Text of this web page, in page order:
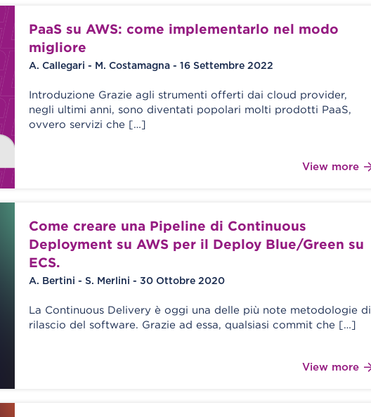
PaaS su AWS: come implementarlo nel modo
migliore
A. Callegari - M. Costamagna - 16 Settembre 2022
Introduzione Grazie agli strumenti offerti dai cloud provider,
negli ultimi anni, sono diventati popolari molti prodotti PaaS,
ovvero servizi che […]
View more
Come creare una Pipeline di Continuous
Deployment su AWS per il Deploy Blue/Green su
ECS.
A. Bertini - S. Merlini - 30 Ottobre 2020
La Continuous Delivery è oggi una delle più note metodologie di
rilascio del software. Grazie ad essa, qualsiasi commit che […]
View more